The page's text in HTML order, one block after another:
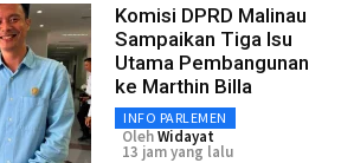
Komisi DPRD Malinau
Sampaikan Tiga Isu
Utama Pembangunan
ke Marthin Billa
INFO PARLEMEN
OlehWidayat
13 jam yang lalu